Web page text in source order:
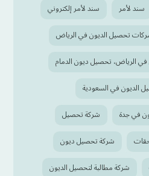
سند لأمر
سند لأمر إلكتروني
تحصيل الديون في الرياض
الرياض، تحصيل ديون الدمام
الديون في السعودية
في جدة
شركة تحصيل
شركة تحصيل ديون
شركة مطالبة لتحصيل الديون